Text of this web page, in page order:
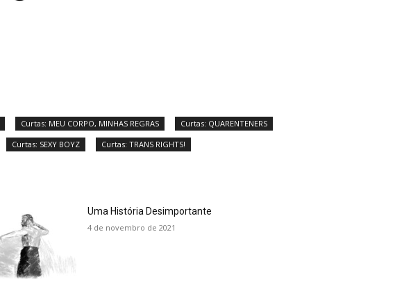
Curtas: MEU CORPO, MINHAS REGRAS
Curtas: QUARENTENERS
Curtas: SEXY BOYZ Curtas: TRANS RIGHTS!
Uma História Desimportante
4 de novembro de 2021